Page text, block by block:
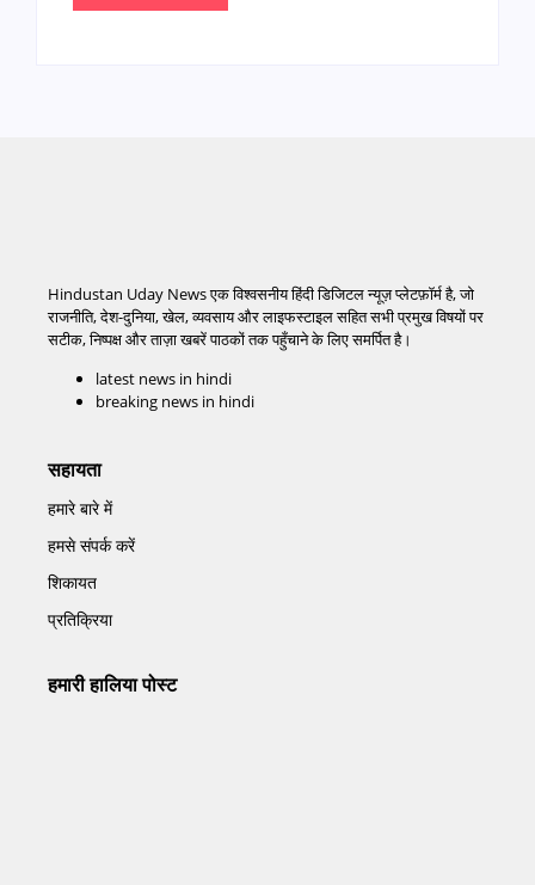
Hindustan Uday News एक विश्वसनीय हिंदी डिजिटल न्यूज़ प्लेटफ़ॉर्म है, जो
राजनीति, देश-दुनिया, खेल, व्यवसाय और लाइफस्टाइल सहित सभी प्रमुख विषयों पर
सटीक, निष्पक्ष और ताज़ा खबरें पाठकों तक पहुँचाने के लिए समर्पित है।
latest news in hindi
breaking news in hindi
सहायता
हमारे बारे में
हमसे संपर्क करें
शिकायत
प्रतिक्रिया
हमारी हालिया पोस्ट